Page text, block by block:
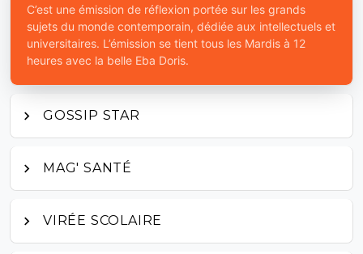
C’est une émission de réflexion portée sur les grands
sujets du monde contemporain, dédiée aux intellectuels et
universitaires. L’émission se tient tous les Mardis à 12
heures avec la belle Eba Doris.
GOSSIP STAR
MAG' SANTÉ
VIRÉE SCOLAIRE